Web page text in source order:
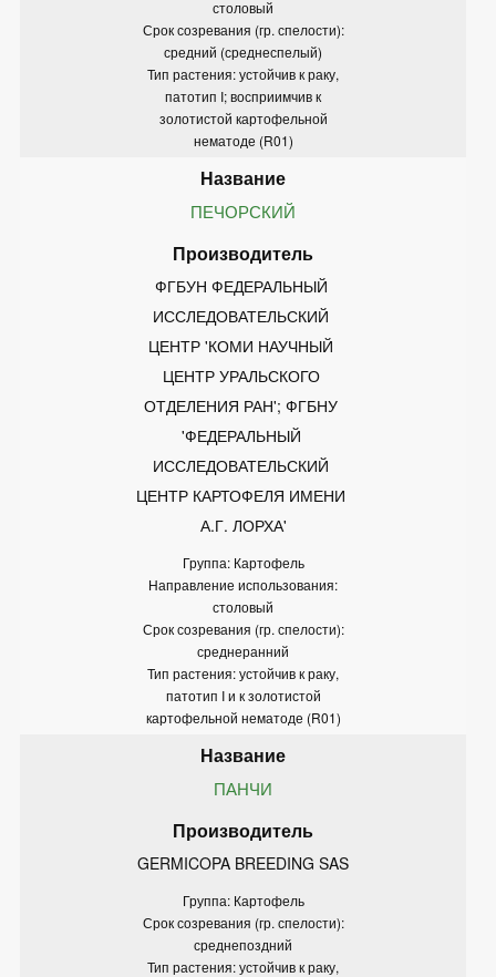
столовый
Срок созревания (гр. спелости):
средний (среднеспелый)
Тип растения: устойчив к раку,
патотип I; восприимчив к
золотистой картофельной
нематоде (R01)
ПЕЧОРСКИЙ
ФГБУН ФЕДЕРАЛЬНЫЙ
ИССЛЕДОВАТЕЛЬСКИЙ
ЦЕНТР 'КОМИ НАУЧНЫЙ
ЦЕНТР УРАЛЬСКОГО
ОТДЕЛЕНИЯ РАН'; ФГБНУ
'ФЕДЕРАЛЬНЫЙ
ИССЛЕДОВАТЕЛЬСКИЙ
ЦЕНТР КАРТОФЕЛЯ ИМЕНИ
А.Г. ЛОРХА'
Группа: Картофель
Направление использования:
столовый
Срок созревания (гр. спелости):
среднеранний
Тип растения: устойчив к раку,
патотип I и к золотистой
картофельной нематоде (R01)
ПАНЧИ
GERMICOPA BREEDING SAS
Группа: Картофель
Срок созревания (гр. спелости):
среднепоздний
Тип растения: устойчив к раку,